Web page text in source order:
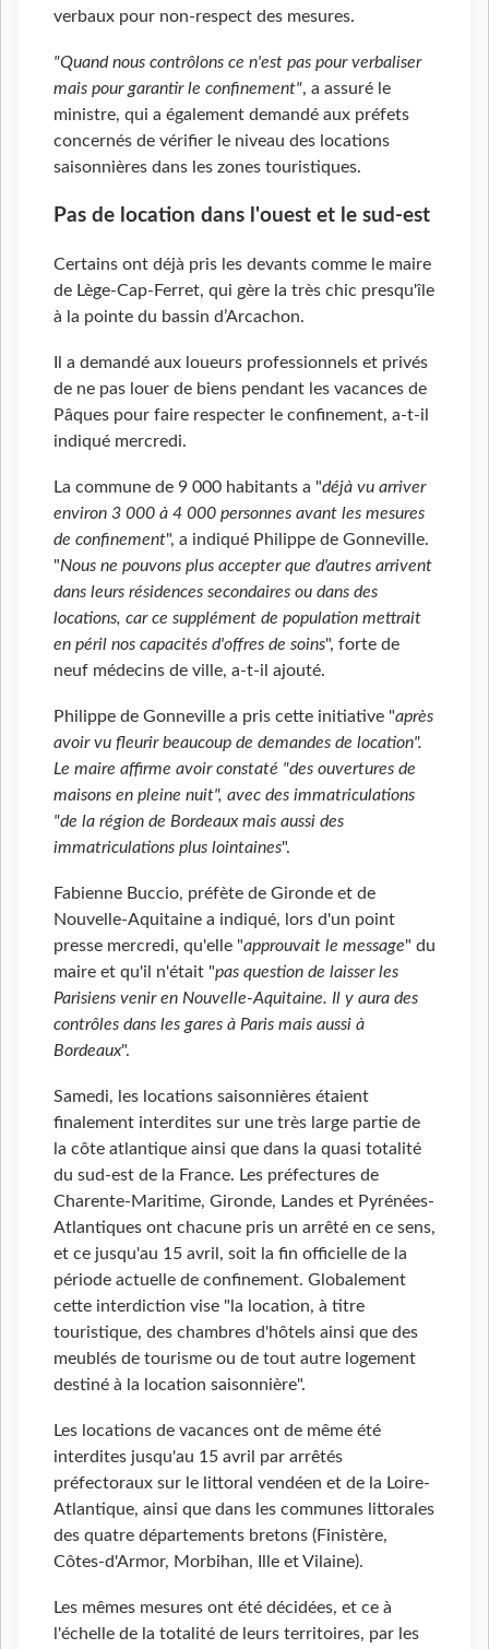
verbaux pour non-respect des mesures.
"Quand nous contrôlons ce n'est pas pour verbaliser
mais pour garantir le confinement", a assuré le
ministre, qui a également demandé aux préfets
concernés de vérifier le niveau des locations
saisonnières dans les zones touristiques.
Pas de location dans l'ouest et le sud-est
Certains ont déjà pris les devants comme le maire
de Lège-Cap-Ferret, qui gère la très chic presqu'île
à la pointe du bassin d’Arcachon.
Il a demandé aux loueurs professionnels et privés
de ne pas louer de biens pendant les vacances de
Pâques pour faire respecter le confinement, a-t-il
indiqué mercredi.
La commune de 9 000 habitants a "déjà vu arriver
environ 3 000 à 4 000 personnes avant les mesures
de confinement", a indiqué Philippe de Gonneville.
"Nous ne pouvons plus accepter que d'autres arrivent
dans leurs résidences secondaires ou dans des
locations, car ce supplément de population mettrait
en péril nos capacités d'offres de soins", forte de
neuf médecins de ville, a-t-il ajouté.
Philippe de Gonneville a pris cette initiative "après
avoir vu fleurir beaucoup de demandes de location".
Le maire affirme avoir constaté "des ouvertures de
maisons en pleine nuit", avec des immatriculations
"de la région de Bordeaux mais aussi des
immatriculations plus lointaines".
Fabienne Buccio, préfète de Gironde et de
Nouvelle-Aquitaine a indiqué, lors d'un point
presse mercredi, qu'elle "approuvait le message" du
maire et qu'il n'était "pas question de laisser les
Parisiens venir en Nouvelle-Aquitaine. Il y aura des
contrôles dans les gares à Paris mais aussi à
Bordeaux".
Samedi, les locations saisonnières étaient
finalement interdites sur une très large partie de
la côte atlantique ainsi que dans la quasi totalité
du sud-est de la France. Les préfectures de
Charente-Maritime, Gironde, Landes et Pyrénées-
Atlantiques ont chacune pris un arrêté en ce sens,
et ce jusqu'au 15 avril, soit la fin officielle de la
période actuelle de confinement. Globalement
cette interdiction vise "la location, à titre
touristique, des chambres d'hôtels ainsi que des
meublés de tourisme ou de tout autre logement
destiné à la location saisonnière".
Les locations de vacances ont de même été
interdites jusqu'au 15 avril par arrêtés
préfectoraux sur le littoral vendéen et de la Loire-
Atlantique, ainsi que dans les communes littorales
des quatre départements bretons (Finistère,
Côtes-d'Armor, Morbihan, Ille et Vilaine).
Les mêmes mesures ont été décidées, et ce à
l'échelle de la totalité de leurs territoires, par les